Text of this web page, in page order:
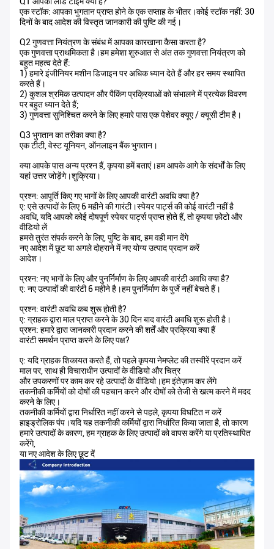
एक स्टॉक: आपका भुगतान प्राप्त होने के एक सप्ताह के भीतर।कोई स्टॉक नहीं: 30
दिनों के बाद आदेश की विस्तृत जानकारी की पुष्टि की गई।
Q2 गुणवत्ता नियंत्रण के संबंध में आपका कारखाना कैसा करता है?
एक गुणवत्ता प्राथमिकता है।हम हमेशा शुरुआत से अंत तक गुणवत्ता नियंत्रण को
बहुत महत्व देते हैं:
1) हमारे इंजीनियर मशीन डिजाइन पर अधिक ध्यान देते हैं और हर समय स्थापित
करते हैं।
2) कुशल श्रमिक उत्पादन और पैकिंग प्रक्रियाओं को संभालने में प्रत्येक विवरण
पर बहुत ध्यान देते हैं;
3) गुणवत्ता सुनिश्चित करने के लिए हमारे पास एक पेशेवर क्यूए / क्यूसी टीम है।
Q3 भुगतान का तरीका क्या है?
एक टीटी, वेस्ट यूनियन, ऑनलाइन बैंक भुगतान।
क्या आपके पास अन्य प्रश्न हैं, कृपया हमें बताएं।हम आपके आगे के संदर्भों के लिए
यहां उत्तर जोड़ेंगे।शुक्रिया।
प्रश्न: आपूर्ति किए गए भागों के लिए आपकी वारंटी अवधि क्या है?
ए: एसे उत्पादों के लिए 6 महीने की गारंटी।स्पेयर पार्ट्स की कोई वारंटी नहीं है
अवधि, यदि आपको कोई दोषपूर्ण स्पेयर पार्ट्स प्राप्त होते हैं, तो कृपया फ़ोटो और
वीडियो लें
हमसे तुरंत संपर्क करने के लिए, पुष्टि के बाद, हम वही मान देंगे
नए आदेश में छूट या अगले दोहराने में नए योग्य उत्पाद प्रदान करें
आदेश।
प्रश्न: नए भागों के लिए और पुनर्निर्माण के लिए आपकी वारंटी अवधि क्या है?
ए: नए उत्पादों की वारंटी 6 महीने है।हम पुनर्निर्माण के पुर्जे नहीं बेचते हैं।
प्रश्न: वारंटी अवधि कब शुरू होती है?
ए: ग्राहक द्वारा माल प्राप्त करने के 30 दिन बाद वारंटी अवधि शुरू होती है।
प्रश्न: हमारे द्वारा जानकारी प्रदान करने की शर्तें और प्रक्रिया क्या हैं
वारंटी समर्थन प्राप्त करने के लिए पक्ष?
ए: यदि ग्राहक शिकायत करते हैं, तो पहले कृपया नेमप्लेट की तस्वीरें प्रदान करें
माल पर, साथ ही विचाराधीन उत्पादों के वीडियो और चित्र
और उपकरणों पर काम कर रहे उत्पादों के वीडियो।हम इंतेज़ाम कर लेंगे
तकनीकी कर्मियों को दोषों की पहचान करने और दोषों को तेजी से खत्म करने में मदद
करने के लिए।
तकनीकी कर्मियों द्वारा निर्धारित नहीं करने से पहले, कृपया विघटित न करें
हाइड्रोलिक पंप।यदि यह तकनीकी कर्मियों द्वारा निर्धारित किया जाता है, तो कारण
हमारे उत्पादों के कारण, हम ग्राहक के लिए उत्पादों को वापस करेंगे या प्रतिस्थापित
करेंगे,
या नए आदेश के लिए छूट दें